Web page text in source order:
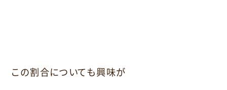
この割合についても興味が